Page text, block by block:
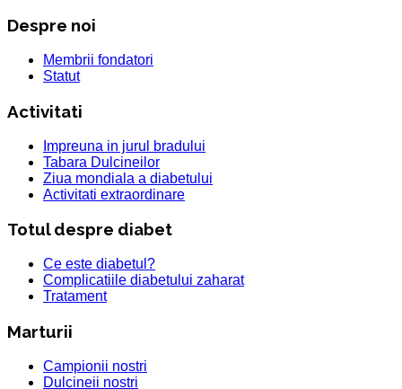
Despre noi
Membrii fondatori
Statut
Activitati
Impreuna in jurul bradului
Tabara Dulcineilor
Ziua mondiala a diabetului
Activitati extraordinare
Totul despre diabet
Ce este diabetul?
Complicatiile diabetului zaharat
Tratament
Marturii
Campionii nostri
Dulcineii nostri